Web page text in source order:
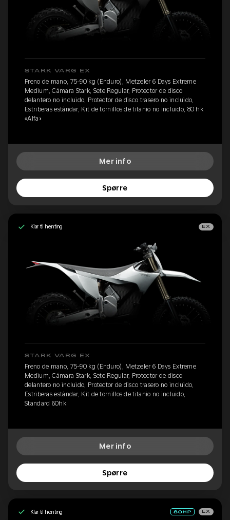
STARK VARG EX
Freno de mano, 75-90 kg (Enduro), Metzeler 6 Days Extreme
Medium, Cámara Stark, Sete Regular, Protector de disco
delantero no incluido, Protector de disco trasero no incluido,
Estriberas estándar, Kit de tornillos de titanio no incluido, 80 hk
«Alfa»
Mer info
Spørre
Klar til henting EX
STARK VARG EX
Freno de mano, 75-90 kg (Enduro), Metzeler 6 Days Extreme
Medium, Cámara Stark, Sete Regular, Protector de disco
delantero no incluido, Protector de disco trasero no incluido,
Estriberas estándar, Kit de tornillos de titanio no incluido,
Standard 60hk
Mer info
Spørre
Klar til henting EX